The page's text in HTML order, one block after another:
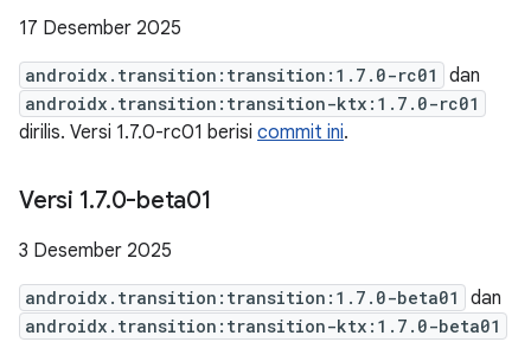
17 Desember 2025
androidx.transition:transition:1.7.0-rc01 dan
androidx.transition:transition-ktx:1.7.0-rc01
dirilis. Versi 1.7.0-rc01 berisi commit ini.
Versi 1.7.0-beta01
3 Desember 2025
androidx.transition:transition:1.7.0-beta01 dan
androidx.transition:transition-ktx:1.7.0-beta01